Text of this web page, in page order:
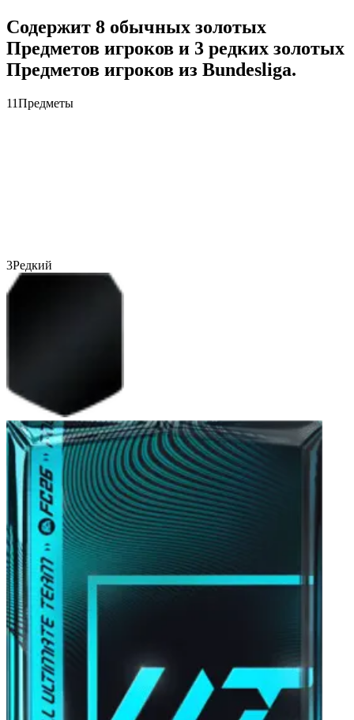
Содержит 8 обычных золотых
Предметов игроков и 3 редких золотых
Предметов игроков из Bundesliga.
11Предметы
3Редкий